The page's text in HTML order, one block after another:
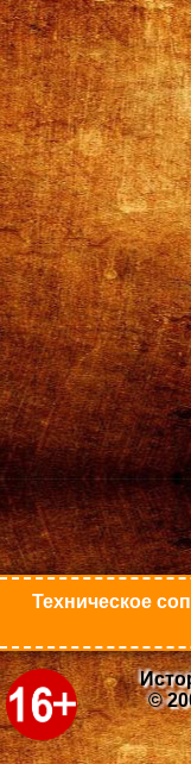
Техническое
©